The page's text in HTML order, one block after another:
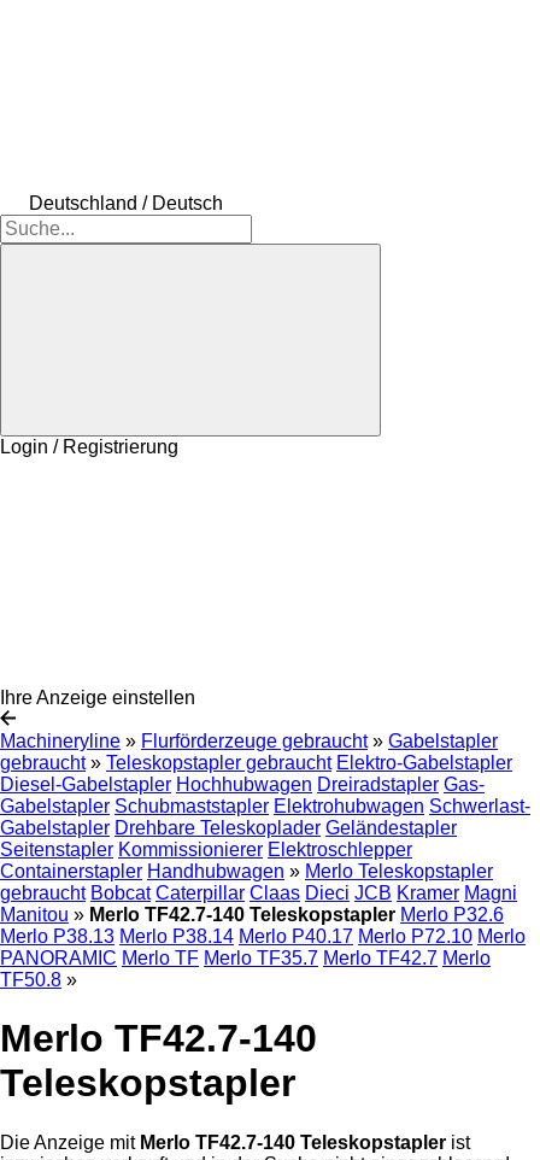
Deutschland / Deutsch
Login / Registrierung
Ihre Anzeige einstellen
Machineryline » Flurförderzeuge gebraucht » Gabelstapler
gebraucht » Teleskopstapler gebraucht Elektro-Gabelstapler
Diesel-Gabelstapler Hochhubwagen Dreiradstapler Gas-
Gabelstapler Schubmaststapler Elektrohubwagen Schwerlast-
Gabelstapler Drehbare Teleskoplader Geländestapler
Seitenstapler Kommissionierer Elektroschlepper
Containerstapler Handhubwagen » Merlo Teleskopstapler
gebraucht Bobcat Caterpillar Claas Dieci JCB Kramer Magni
Manitou » Merlo TF42.7-140 Teleskopstapler Merlo P32.6
Merlo P38.13 Merlo P38.14 Merlo P40.17 Merlo P72.10 Merlo
PANORAMIC Merlo TF Merlo TF35.7 Merlo TF42.7 Merlo
TF50.8 »
Merlo TF42.7-140
Teleskopstapler
Die Anzeige mit Merlo TF42.7-140 Teleskopstapler ist